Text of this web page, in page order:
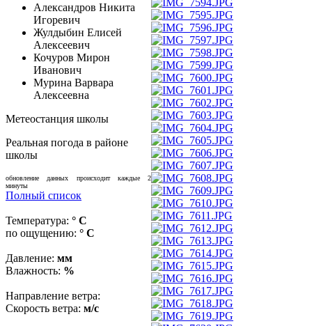
Александров Никита
Игоревич
Жулдыбин Елисей
Алексеевич
Кочуров Мирон
Иванович
Мурина Варвара
Алексеевна
Метеостанция школы
Реальная погода в районе
школы
обновление данных происходит каждые 2
минуты
Полный список
Температура: ° C
по ощущению: ° C
Давление: мм
Влажность: %
Направление ветра:
Скорость ветра: м/с